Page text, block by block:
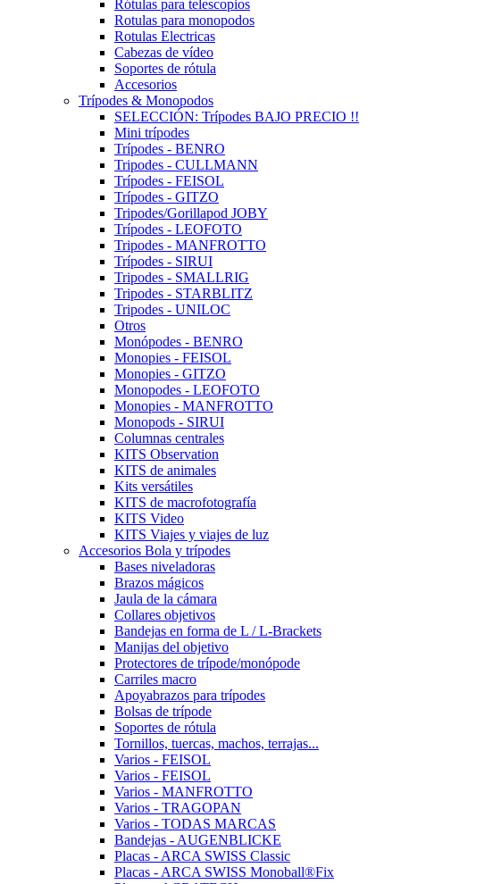
Rótulas para telescopios
Rotulas para monopodos
Rotulas Electricas
Cabezas de vídeo
Soportes de rótula
Accesorios
Trípodes & Monopodos
SELECCIÓN: Trípodes BAJO PRECIO !!
Mini trípodes
Trípodes - BENRO
Tripodes - CULLMANN
Trípodes - FEISOL
Trípodes - GITZO
Tripodes/Gorillapod JOBY
Trípodes - LEOFOTO
Tripodes - MANFROTTO
Trípodes - SIRUI
Tripodes - SMALLRIG
Tripodes - STARBLITZ
Tripodes - UNILOC
Otros
Monópodes - BENRO
Monopies - FEISOL
Monopies - GITZO
Monopodes - LEOFOTO
Monopies - MANFROTTO
Monopods - SIRUI
Columnas centrales
KITS Observation
KITS de animales
Kits versátiles
KITS de macrofotografía
KITS Video
KITS Viajes y viajes de luz
Accesorios Bola y trípodes
Bases niveladoras
Brazos mágicos
Jaula de la cámara
Collares objetivos
Bandejas en forma de L / L-Brackets
Manijas del objetivo
Protectores de trípode/monópode
Carriles macro
Apoyabrazos para trípodes
Bolsas de trípode
Soportes de rótula
Tornillos, tuercas, machos, terrajas...
Varios - FEISOL
Varios - FEISOL
Varios - MANFROTTO
Varios - TRAGOPAN
Varios - TODAS MARCAS
Bandejas - AUGENBLICKE
Placas - ARCA SWISS Classic
Placas - ARCA SWISS Monoball®Fix